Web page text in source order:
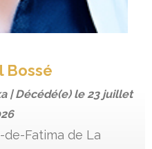
Bossé
| Décédé(e) le23 juillet
de-Fatima de La